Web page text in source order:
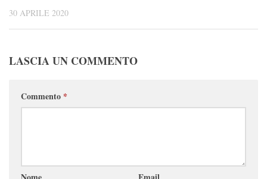
30 APRILE 2020
LASCIA UN COMMENTO
Commento *